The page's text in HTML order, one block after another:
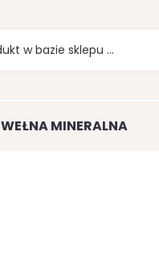
WEŁNA MINERALNA